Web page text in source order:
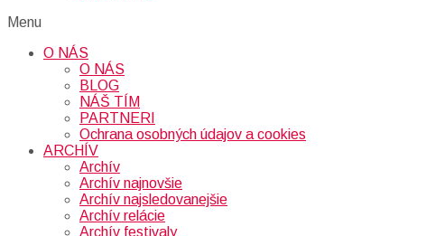
Menu
O NÁS
O NÁS
BLOG
NÁŠ TÍM
PARTNERI
Ochrana osobných údajov a cookies
ARCHÍV
Archív
Archív najnovšie
Archív najsledovanejšie
Archív relácie
Archív festivaly